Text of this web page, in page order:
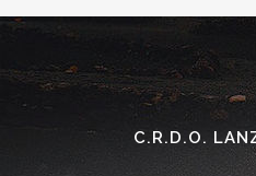
C.R.D.O.